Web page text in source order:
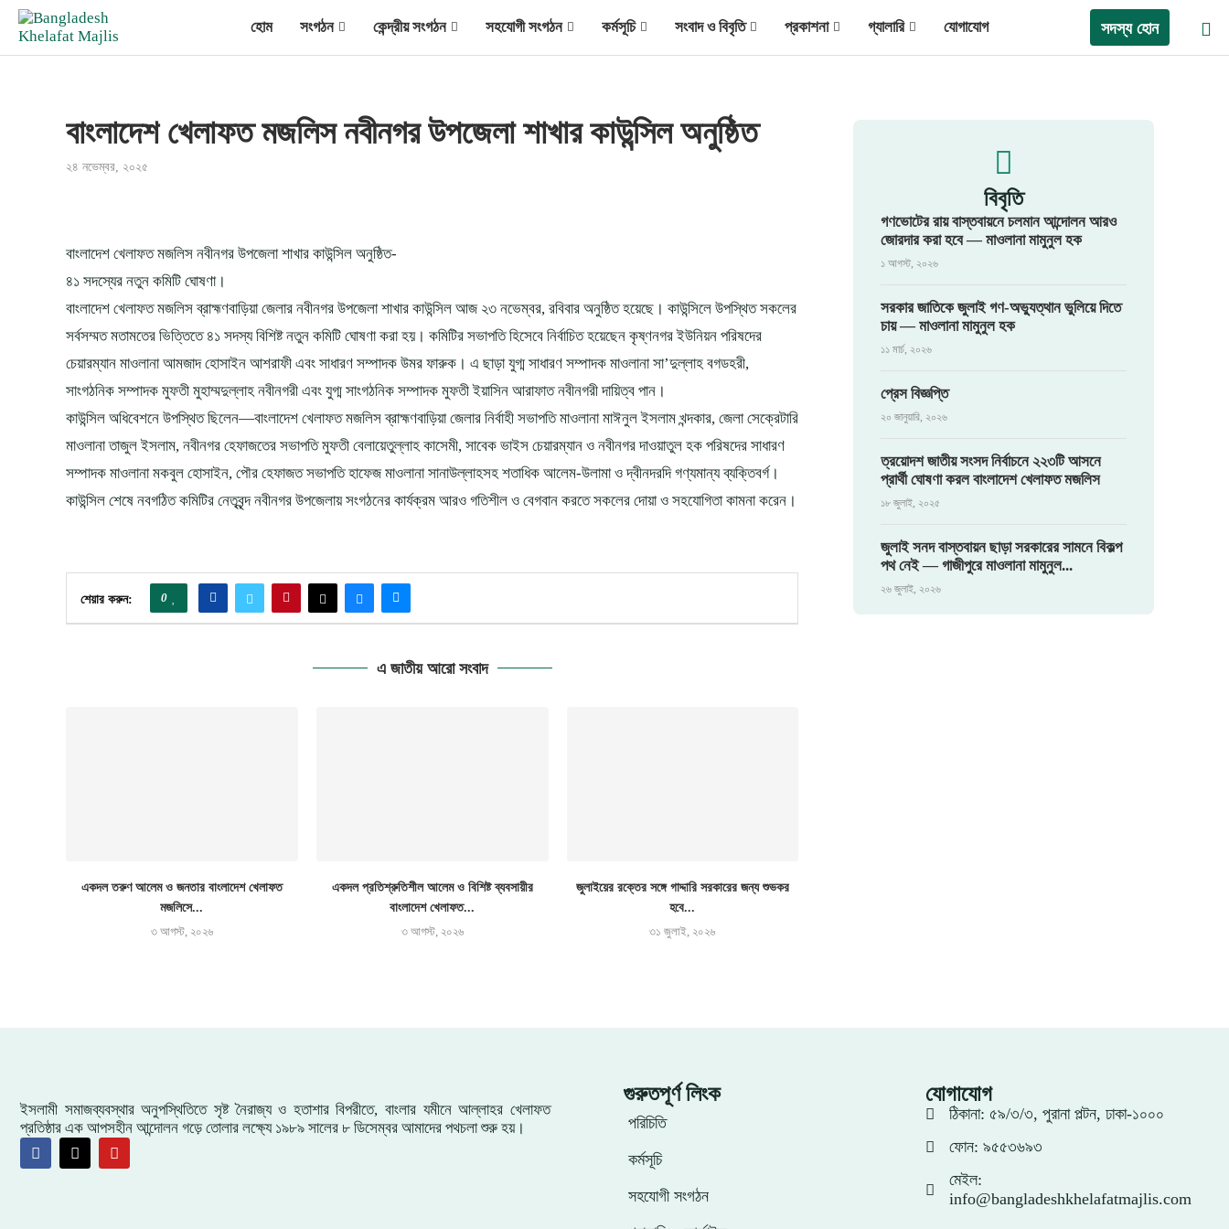
হোম সংগঠন কেন্দ্রীয় সংগঠন সহযোগী সংগঠন কর্মসূচি সংবাদ ও বিবৃতি প্রকাশনা গ্যালারি যোগাযোগ সদস্য হোন
বাংলাদেশ খেলাফত মজলিস নবীনগর উপজেলা শাখার কাউন্সিল অনুষ্ঠিত
২৪ নভেম্বর, ২০২৫
বাংলাদেশ খেলাফত মজলিস নবীনগর উপজেলা শাখার কাউন্সিল অনুষ্ঠিত-
৪১ সদস্যের নতুন কমিটি ঘোষণা।
বাংলাদেশ খেলাফত মজলিস ব্রাহ্মণবাড়িয়া জেলার নবীনগর উপজেলা শাখার কাউন্সিল আজ ২৩ নভেম্বর, রবিবার অনুষ্ঠিত হয়েছে। কাউন্সিলে উপস্থিত সকলের
সর্বসম্মত মতামতের ভিত্তিতে ৪১ সদস্য বিশিষ্ট নতুন কমিটি ঘোষণা করা হয়। কমিটির সভাপতি হিসেবে নির্বাচিত হয়েছেন কৃষ্ণনগর ইউনিয়ন পরিষদের
চেয়ারম্যান মাওলানা আমজাদ হোসাইন আশরাফী এবং সাধারণ সম্পাদক উমর ফারুক। এ ছাড়া যুগ্ম সাধারণ সম্পাদক মাওলানা সা’দুল্লাহ বগডহরী,
সাংগঠনিক সম্পাদক মুফতী মুহাম্মদুল্লাহ নবীনগরী এবং যুগ্ম সাংগঠনিক সম্পাদক মুফতী ইয়াসিন আরাফাত নবীনগরী দায়িত্ব পান।
কাউন্সিল অধিবেশনে উপস্থিত ছিলেন—বাংলাদেশ খেলাফত মজলিস ব্রাহ্মণবাড়িয়া জেলার নির্বাহী সভাপতি মাওলানা মাঈনুল ইসলাম খন্দকার, জেলা সেক্রেটারি
মাওলানা তাজুল ইসলাম, নবীনগর হেফাজতের সভাপতি মুফতী বেলায়েতুল্লাহ কাসেমী, সাবেক ভাইস চেয়ারম্যান ও নবীনগর দাওয়াতুল হক পরিষদের সাধারণ
সম্পাদক মাওলানা মকবুল হোসাইন, পৌর হেফাজত সভাপতি হাফেজ মাওলানা সানাউল্লাহসহ শতাধিক আলেম-উলামা ও দ্বীনদরদি গণ্যমান্য ব্যক্তিবর্গ।
কাউন্সিল শেষে নবগঠিত কমিটির নেতৃবৃন্দ নবীনগর উপজেলায় সংগঠনের কার্যক্রম আরও গতিশীল ও বেগবান করতে সকলের দোয়া ও সহযোগিতা কামনা করেন।
শেয়ার করুন: 0
এ জাতীয় আরো সংবাদ
একদল তরুণ আলেম ও জনতার বাংলাদেশ খেলাফত
মজলিসে...
৩ আগস্ট, ২০২৬
একদল প্রতিশ্রুতিশীল আলেম ও বিশিষ্ট ব্যবসায়ীর
বাংলাদেশ খেলাফত...
৩ আগস্ট, ২০২৬
জুলাইয়ের রক্তের সঙ্গে গাদ্দারি সরকারের জন্য শুভকর
হবে...
৩১ জুলাই, ২০২৬
বিবৃতি
গণভোটের রায় বাস্তবায়নে চলমান আন্দোলন আরও
জোরদার করা হবে — মাওলানা মামুনুল হক
১ আগস্ট, ২০২৬
সরকার জাতিকে জুলাই গণ-অভ্যুত্থান ভুলিয়ে দিতে
চায় — মাওলানা মামুনুল হক
১১ মার্চ, ২০২৬
প্রেস বিজ্ঞপ্তি
২০ জানুয়ারি, ২০২৬
ত্রয়োদশ জাতীয় সংসদ নির্বাচনে ২২৩টি আসনে
প্রার্থী ঘোষণা করল বাংলাদেশ খেলাফত মজলিস
১৮ জুলাই, ২০২৫
জুলাই সনদ বাস্তবায়ন ছাড়া সরকারের সামনে বিকল্প
পথ নেই — গাজীপুরে মাওলানা মামুনুল...
২৬ জুলাই, ২০২৬
ইসলামী সমাজব্যবস্থার অনুপস্থিতিতে সৃষ্ট নৈরাজ্য ও হতাশার বিপরীতে, বাংলার যমীনে আল্লাহর খেলাফত
প্রতিষ্ঠার এক আপসহীন আন্দোলন গড়ে তোলার লক্ষ্যে ১৯৮৯ সালের ৮ ডিসেম্বর আমাদের পথচলা শুরু হয়।
গুরুতপূর্ণ লিংক
পরিচিতি
কর্মসূচি
সহযোগী সংগঠন
যোগাযোগ
ঠিকানা: ৫৯/৩/৩, পুরানা পল্টন, ঢাকা-১০০০
ফোন: ৯৫৫৩৬৯৩
মেইল:
info@bangladeshkhelafatmajlis.com